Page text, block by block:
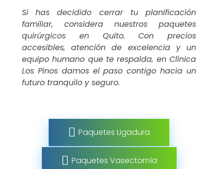
Si has decidido cerrar tu planificación
familiar, considera nuestros paquetes
quirúrgicos en Quito. Con precios
accesibles, atención de excelencia y un
equipo humano que te respalda, en Clínica
Los Pinos damos el paso contigo hacia un
futuro tranquilo y seguro.
Paquetes Ligadura
Paquetes Vasectomía